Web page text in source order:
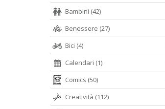
Bambini (42)
Benessere (27)
Bici (4)
Calendari (1)
Comics (50)
Creatività (112)